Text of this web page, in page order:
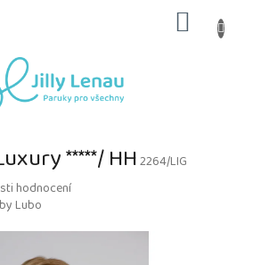
KOŠÍK
*****/ HH2264/LIG
hodnocení
Lubo